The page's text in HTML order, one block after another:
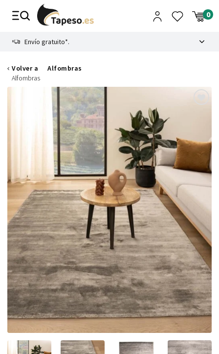
Envío gratuito*.
Volver a
Alfombras
Alfombras